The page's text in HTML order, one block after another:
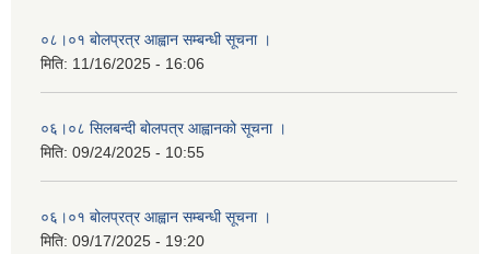
०८।०१ बोलप्रत्र आह्वान सम्बन्धी सूचना ।
मिति: 11/16/2025 - 16:06
०६।०८ सिलबन्दी बोलपत्र आह्वानको सूचना ।
मिति: 09/24/2025 - 10:55
०६।०१ बोलप्रत्र आह्वान सम्बन्धी सूचना ।
मिति: 09/17/2025 - 19:20